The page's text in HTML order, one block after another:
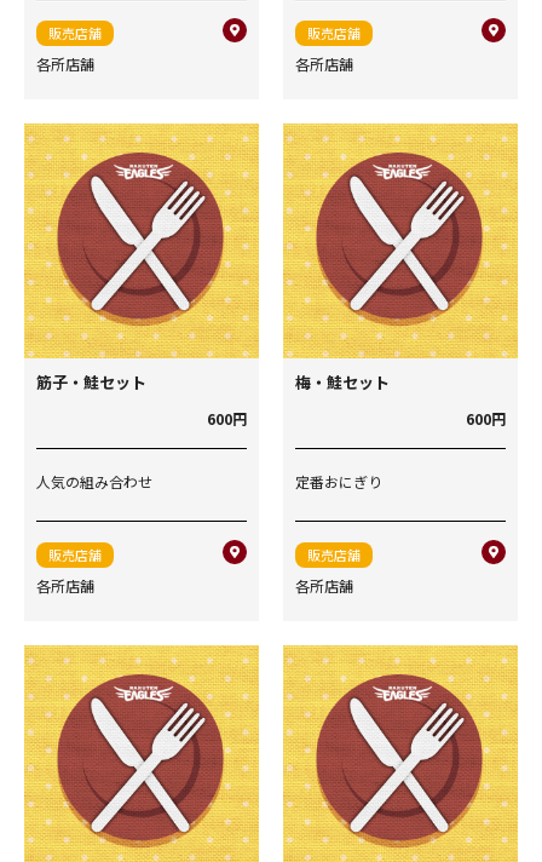
販売店舗
各所店舗
販売店舗
各所店舗
筋子・鮭セット
600円
人気の組み合わせ
販売店舗
各所店舗
梅・鮭セット
600円
定番おにぎり
販売店舗
各所店舗